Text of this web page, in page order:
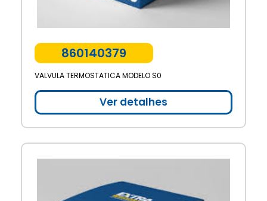
860140379
VALVULA TERMOSTATICA MODELO S0
Ver detalhes